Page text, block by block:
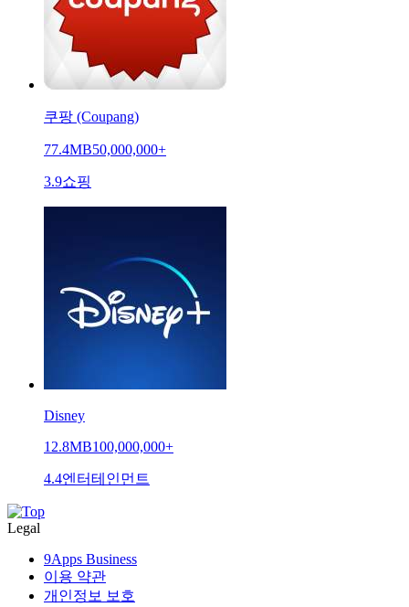
쿠팡 (Coupang)
77.4MB50,000,000+
3.9쇼핑
Disney
12.8MB100,000,000+
4.4엔터테인먼트
Legal
9Apps Business
이용 약관
개인정보 보호